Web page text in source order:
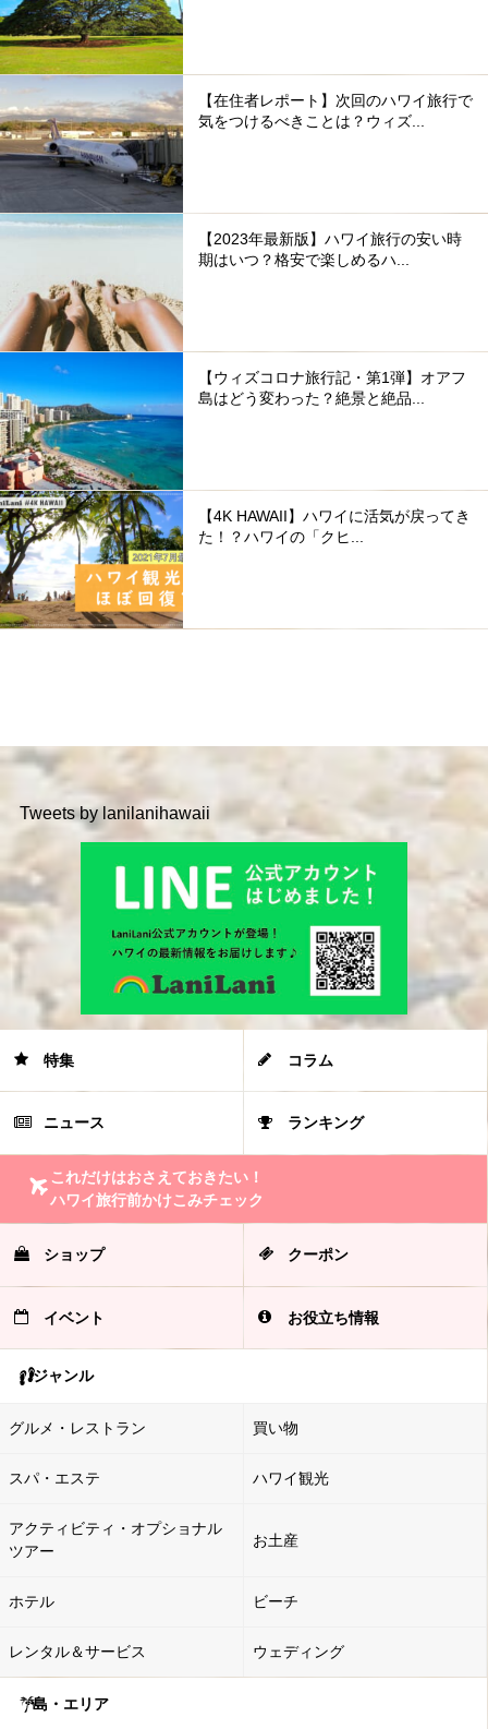
【在住者レポート】次回のハワイ旅行で
気をつけるべきことは？ウィズ...
【2023年最新版】ハワイ旅行の安い時
期はいつ？格安で楽しめるハ...
【ウィズコロナ旅行記・第1弾】オアフ
島はどう変わった？絶景と絶品...
【4K HAWAII】ハワイに活気が戻ってき
た！？ハワイの「クヒ...
Tweets by lanilanihawaii
特集 コラム
ニュース ランキング
これだけはおさえておきたい！
ハワイ旅行前かけこみチェック
ショップ クーポン
イベント お役立ち情報
ジャンル
グルメ・レストラン 買い物
スパ・エステ ハワイ観光
アクティビティ・オプショナル
ツアー
お土産
ホテル ビーチ
レンタル＆サービス ウェディング
島・エリア